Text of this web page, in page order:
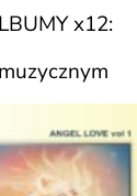
x12: